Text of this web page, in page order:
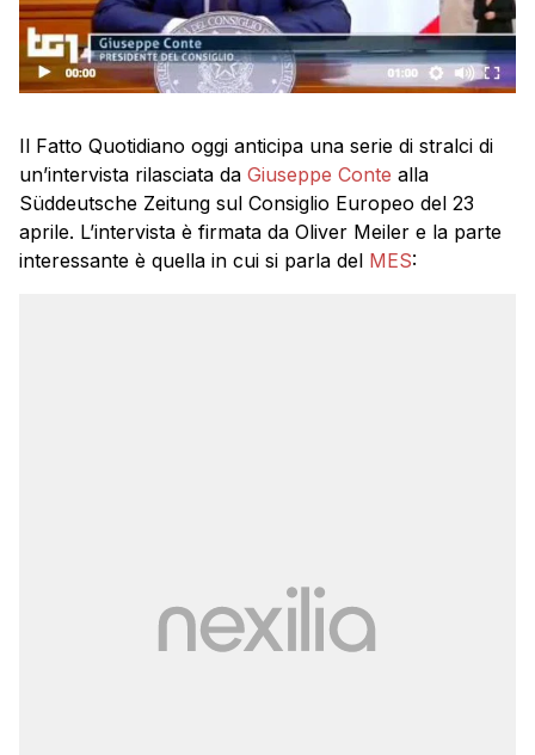
Il Fatto Quotidiano oggi anticipa una serie di stralci di
un’intervista rilasciata da Giuseppe Conte alla
Süddeutsche Zeitung sul Consiglio Europeo del 23
aprile. L’intervista è firmata da Oliver Meiler e la parte
interessante è quella in cui si parla del MES: